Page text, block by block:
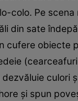
colo. Pe
din sate
obiecte
culori
şi spun